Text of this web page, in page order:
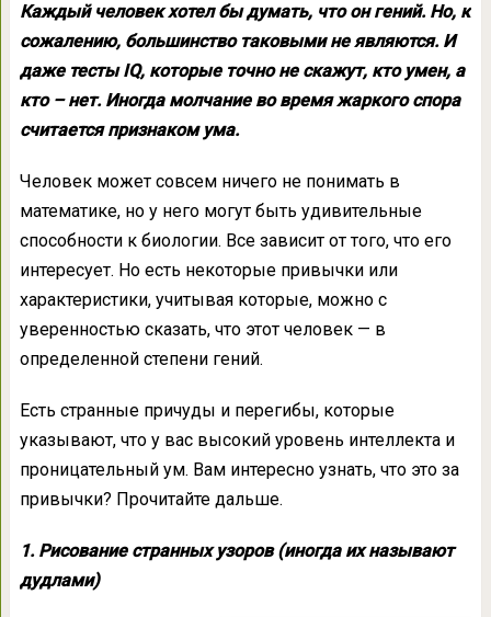
Каждый человек хотел бы думать, что он гений. Но, к
сожалению, большинство таковыми не являются. И
даже тесты IQ, которые точно не скажут, кто умен, а
кто – нет. Иногда молчание во время жаркого спора
считается признаком ума.
Человек может совсем ничего не понимать в
математике, но у него могут быть удивительные
способности к биологии. Все зависит от того, что его
интересует. Но есть некоторые привычки или
характеристики, учитывая которые, можно с
уверенностью сказать, что этот человек — в
определенной степени гений.
Есть странные причуды и перегибы, которые
указывают, что у вас высокий уровень интеллекта и
проницательный ум. Вам интересно узнать, что это за
привычки? Прочитайте дальше.
1. Рисование странных узоров (иногда их называют
дудлами)